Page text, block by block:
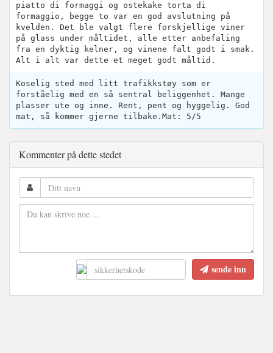
piatto di formaggi og ostekake torta di
formaggio, begge to var en god avslutning på
kvelden. Det ble valgt flere forskjellige viner
på glass under måltidet, alle etter anbefaling
fra en dyktig kelner, og vinene falt godt i smak.
Alt i alt var dette et meget godt måltid.
Koselig sted med litt trafikkstøy som er
forståelig med en så sentral beliggenhet. Mange
plasser ute og inne. Rent, pent og hyggelig. God
mat, så kommer gjerne tilbake.Mat: 5/5
Kommenter på dette stedet
sende inn